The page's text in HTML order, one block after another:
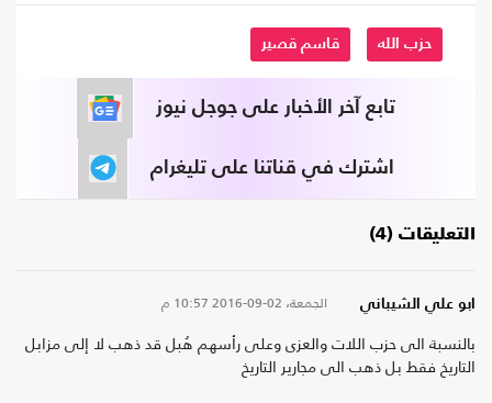
حزب الله قاسم قصير
تابع آخر الأخبار على جوجل نيوز
اشترك في قناتنا على تليغرام
التعليقات (4)
ابو علي الشيباني الجمعة، 02-09-2016 10:57 م
بالنسبة الى حزب اللات والعزى وعلى رأسهم هُبل قد ذهب لا إلى مزابل
التاريخ فقط بل ذهب الى مجارير التاريخ